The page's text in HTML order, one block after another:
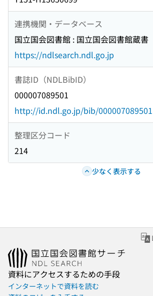
連携機関・データベース
国立国会図書館 : 国立国会図書館蔵書
https://ndlsearch.ndl.go.jp
書誌ID（NDLBibID）
000007089501
http://id.ndl.go.jp/bib/000007089501
整理区分コード
214
少なく表示する
資料にアクセスするための手段
インターネットで資料を読む